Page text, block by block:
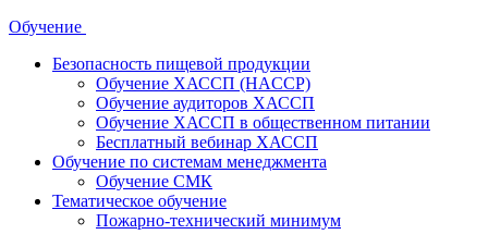
Обучение
Безопасность пищевой продукции
Обучение ХАССП (HACCP)
Обучение аудиторов ХАССП
Обучение ХАССП в общественном питании
Бесплатный вебинар ХАССП
Обучение по системам менеджмента
Обучение СМК
Тематическое обучение
Пожарно-технический минимум